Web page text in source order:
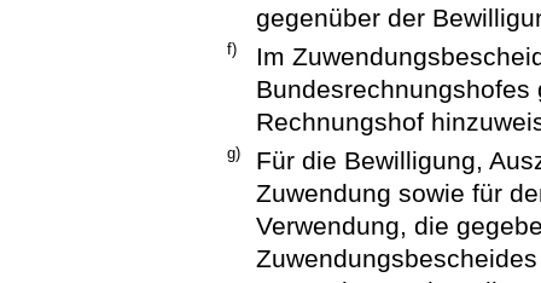
gegenüber der
f)
Im
Rechnungshof
g)
Für die Bewilligung,
Zuwendung sowie für
Verwendung, die